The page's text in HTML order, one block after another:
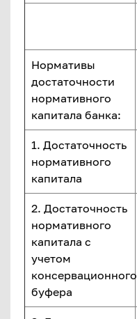
Нормативы
достаточности
нормативного
капитала банка:
1. Достаточность
нормативного
капитала
2. Достаточность
нормативного
капитала с
учетом
консервационного
буфера